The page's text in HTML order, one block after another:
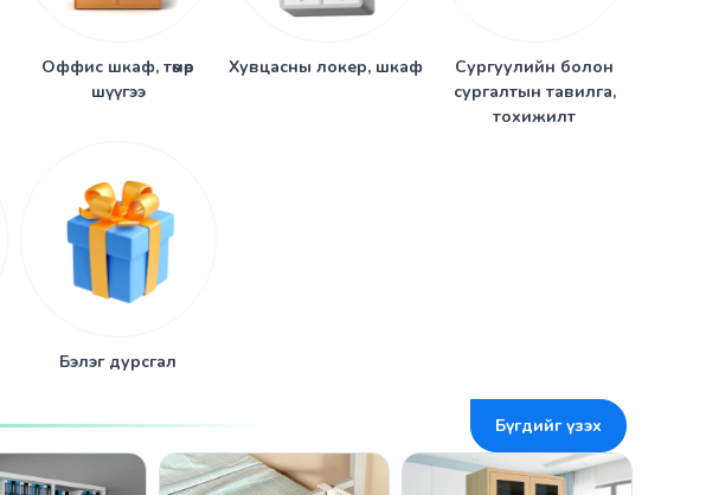
Оффис шкаф, төмөр
шүүгээ
Хувцасны локер, шкаф
Сургуулийн болон
сургалтын тавилга,
тохижилт
Бэлэг дурсгал
Бүгдийг үзэх